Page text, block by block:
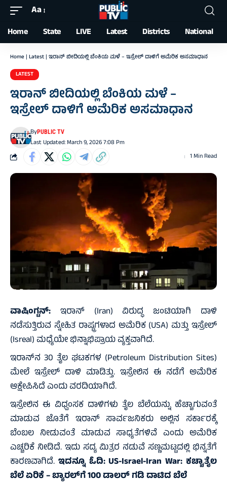
Font
Resizer
Aa
Home State LIVE Latest Districts National
Home | Latest | ಇರಾನ್‌ ಬೀದಿಯಲ್ಲಿ ಬೆಂಕಿಯ ಮಳೆ – ಇಸ್ರೇಲ್‌ ದಾಳಿಗೆ ಅಮೆರಿಕ ಅಸಮಾಧಾನ
LATEST
ಇರಾನ್‌ ಬೀದಿಯಲ್ಲಿ ಬೆಂಕಿಯ ಮಳೆ –
ಇಸ್ರೇಲ್‌ ದಾಳಿಗೆ ಅಮೆರಿಕ ಅಸಮಾಧಾನ
Last Updated: March 9, 2026 7:08 Pm
ByPUBLIC TV
1 Min Read
ವಾಷಿಂಗ್ಟನ್‌: ಇರಾನ್‌ (Iran) ವಿರುದ್ಧ ಜಂಟಿಯಾಗಿ ದಾಳಿ
ನಡೆಸುತ್ತಿರುವ ಸ್ನೇಹಿತ ರಾಷ್ಟ್ರಗಳಾದ ಅಮೆರಿಕ (USA) ಮತ್ತು ಇಸ್ರೇಲ್‌
(Isreal) ಮಧ್ಯೆಯೇ ಭಿನ್ನಾಭಿಪ್ರಾಯ ವ್ಯಕ್ತವಾಗಿದೆ.
ಇರಾನ್‌ನ 30 ತೈಲ ಘಟಕಗಳ (Petroleum Distribution Sites)
ಮೇಲೆ ಇಸ್ರೇಲ್ ದಾಳಿ ಮಾಡಿತ್ತು. ಇಸ್ರೇಲಿನ ಈ ನಡೆಗೆ ಅಮೆರಿಕ
ಆಕ್ಷೇಪಿಸಿದೆ ಎಂದು ವರದಿಯಾಗಿದೆ.
ಇಸ್ರೇಲಿನ ಈ ವಿಧ್ವಂಸಕ ದಾಳಿಗಳು ತೈಲ ಬೆಲೆಯನ್ನು ಹೆಚ್ಚಾಗುವಂತೆ
ಮಾಡುವ ಜೊತೆಗೆ ಇರಾನ್ ಸಾರ್ವಜನಿಕರು ಅಲ್ಲಿನ ಸರ್ಕಾರಕ್ಕೆ
ಬೆಂಬಲ ನೀಡುವಂತೆ ಮಾಡುವ ಸಾಧ್ಯತೆಗಳಿವೆ ಎಂದು ಅಮೆರಿಕ
ಎಚ್ಚರಿಕೆ ನೀಡಿದೆ. ಇದು ಸದ್ಯ ಮಿತ್ರರ ನಡುವೆ ಸಣ್ಣಮಟ್ಟದಲ್ಲಿ ಭಿನ್ನತೆಗೆ
ಕಾರಣವಾಗಿದೆ. ಇದನ್ನೂ ಓದಿ:US-Israel-Iran War: ಕಚ್ಚಾತೈಲ
ಬೆಲೆ ಏರಿಕೆ – ಬ್ಯಾರಲ್‌ಗೆ 100 ಡಾಲರ್‌ ಗಡಿ ದಾಟಿದ ಬೆಲೆ